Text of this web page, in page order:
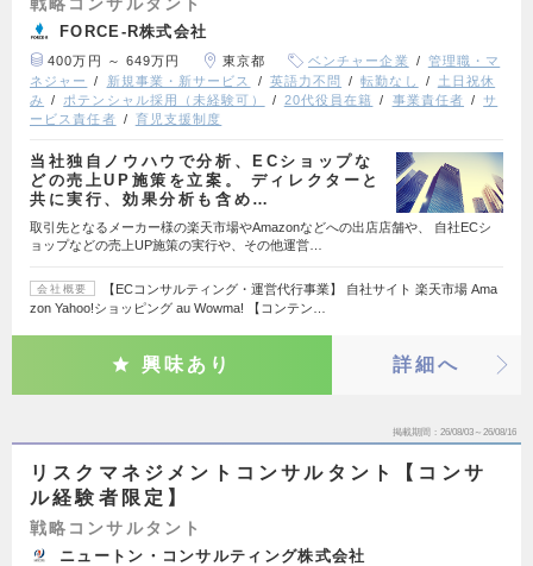
FORCE-R株式会社
400万円 ～ 649万円 東京都 ベンチャー企業
管理職・マ
ネジャー
新規事業・新サービス 英語力不問 転勤なし
土日祝休
み
ポテンシャル採用（未経験可） 20代役員在籍 事業責任者
サ
ービス責任者
育児支援制度
当社独自ノウハウで分析、ECショップな
どの売上UP施策を立案。 ディレクターと
共に実行、効果分析も含め…
取引先となるメーカー様の楽天市場やAmazonなどへの出店店舗や、 自社ECシ
ョップなどの売上UP施策の実行や、その他運営…
会社概要
【ECコンサルティング・運営代行事業】 自社サイト 楽天市場 Ama
zon Yahoo!ショッピング au Wowma! 【コンテン…
興味あり 詳細へ
掲載期間 26/08/03～26/08/16
リスクマネジメントコンサルタント【コンサ
ル経験者限定】
戦略コンサルタント
ニュートン・コンサルティング株式会社